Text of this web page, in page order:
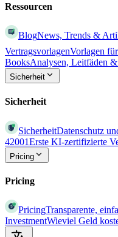
Ressourcen
BlogNews, Trends &
VertragsvorlagenVorlagen
BooksAnalysen, Leitfäden &
Sicherheit
Sicherheit
SicherheitDatenschutz
42001Erste KI-zertifizierte
Pricing
Pricing
PricingTransparente,
InvestmentWieviel Geld